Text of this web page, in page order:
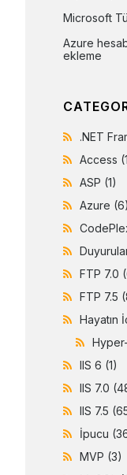
Microsoft
Azure
ekleme
.NET
Access
ASP (1)
Azure (6)
FTP 7.0
FTP 7.5
Hayatın
IIS 6 (1)
IIS 7.0
IIS 7.5
İpucu
MVP (3)